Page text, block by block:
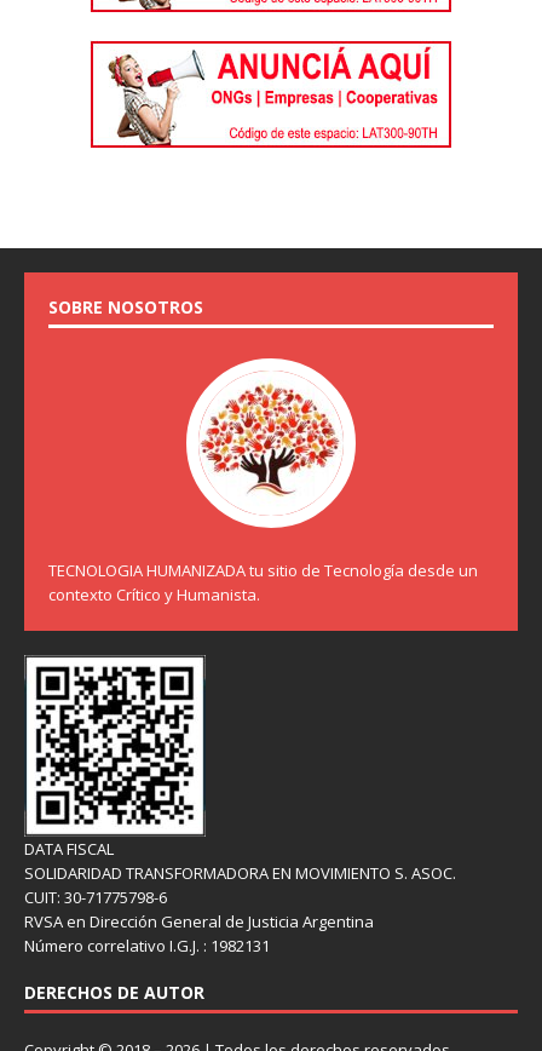
SOBRE NOSOTROS
TECNOLOGIA HUMANIZADA tu sitio de Tecnología desde un
contexto Crítico y Humanista.
DATA FISCAL
SOLIDARIDAD TRANSFORMADORA EN MOVIMIENTO S. ASOC.
CUIT: 30-71775798-6
RVSA en Dirección General de Justicia Argentina
Número correlativo I.G.J. : 1982131
DERECHOS DE AUTOR